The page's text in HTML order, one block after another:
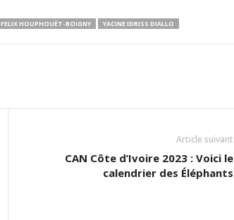
FELIX HOUPHOUËT-BOIGNY YACINE IDRISS DIALLO
Article suivant
CAN Côte d’Ivoire 2023 : Voici le
calendrier des Éléphants